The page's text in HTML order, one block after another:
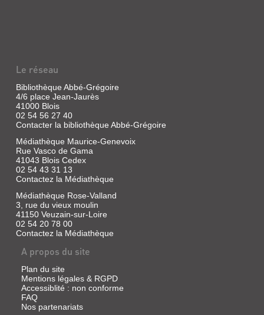
Roussel,
Fédération
française
de
LE
FOOTBALL
AU
FÉMININ
Livre
Delattre,
Mathieu
Nathan
Jeunesse,
2019
Le réseau
Bibliothèque Abbé-Grégoire
4/6 place Jean-Jaurès
41000 Blois
02 54 56 27 40
Contacter la bibliothèque Abbé-Grégoire
Médiathèque Maurice-Genevoix
Rue Vasco de Gama
41043 Blois Cedex
02 54 43 31 13
Contactez la Médiathèque
Médiathèque Rose-Valland
3, rue du vieux moulin
41150 Veuzain-sur-Loire
02 54 20 78 00
Contactez la Médiathèque
A propos du site
Plan du site
Mentions légales & RGPD
Accessiblité : non conforme
FAQ
Nos partenariats